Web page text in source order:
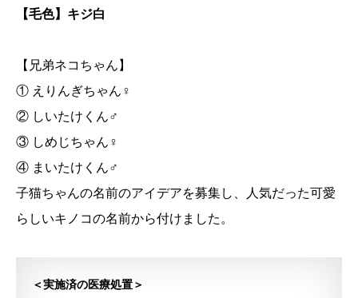
【毛色】キジ白
【兄弟ネコちゃん】
① えりんぎちゃん♀
② しいたけくん♂
③ しめじちゃん♀
④ まいたけくん♂
子猫ちゃんの名前のアイデアを募集し、人気だった可愛
らしいキノコの名前から付けました。
＜実施済の医療処置＞